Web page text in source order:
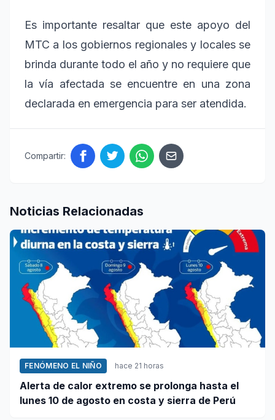
Es importante resaltar que este apoyo del
MTC a los gobiernos regionales y locales se
brinda durante todo el año y no requiere que
la vía afectada se encuentre en una zona
declarada en emergencia para ser atendida.
Compartir:
Noticias Relacionadas
FENÓMENO EL NIÑO hace 21 horas
Alerta de calor extremo se prolonga hasta el
lunes 10 de agosto en costa y sierra de Perú